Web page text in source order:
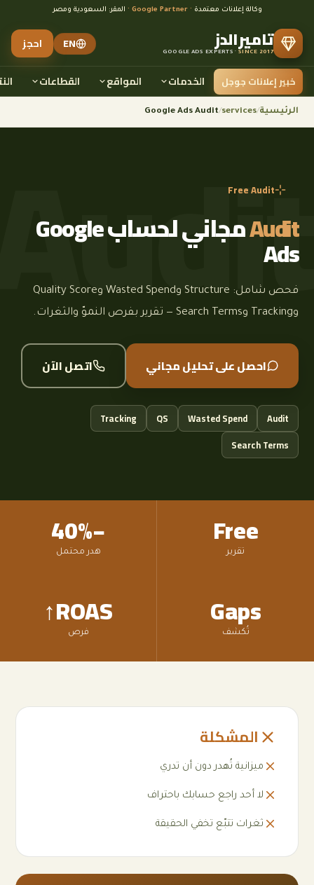
وكالة إعلانات معتمدة · Google Partner · المقر: السعودية ومصر
تاميرالدزGOOGLE ADS EXPERTS · SINCE 2017
EN احجز
خبير إعلانات جوجل الخدمات المواقع القطاعات
الرئيسية/
services
/
Google Ads Audit
Free Audit
Audit مجاني لحساب Google
Ads
فحص شامل: Structure وWasted Spend وQuality Score
وTracking وSearch Terms — تقرير بفرص النموّ والثغرات.
احصل على تحليل مجاني اتصل الآن
Audit
Wasted Spend
QS
Tracking
Search Terms
Free
تقرير −40%هدر محتمل
Gaps
تُكشف ROAS↑
فرص
المشكلة
ميزانية تُهدر دون أن تدري
لا أحد راجع حسابك باحتراف
ثغرات تتبّع تخفي الحقيقة